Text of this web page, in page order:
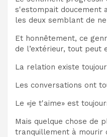
s'estompait doucement
les deux semblant de
Et honnêtement, ce
de l’extérieur, tout
La relation existe
Les conversations ont
Le «je t'aime» est
Mais quelque chose de
tranquillement à mourir